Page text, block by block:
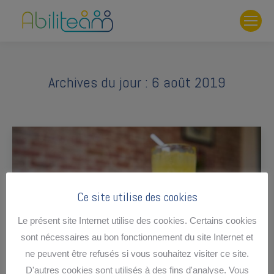
Archives du jour : 6 août 2019
Ce site utilise des cookies
Le présent site Internet utilise des cookies. Certains cookies
sont nécessaires au bon fonctionnement du site Internet et
ne peuvent être refusés si vous souhaitez visiter ce site.
D'autres cookies sont utilisés à des fins d'analyse. Vous